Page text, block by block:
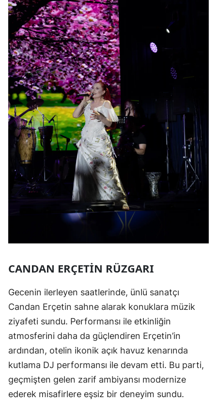
CANDAN ERÇETIN RÜZGARI
Gecenin ilerleyen saatlerinde, ünlü sanatçı
Candan Erçetin sahne alarak konuklara müzik
ziyafeti sundu. Performansı ile etkinliğin
atmosferini daha da güçlendiren Erçetin’in
ardından, otelin ikonik açık havuz kenarında
kutlama DJ performansı ile devam etti. Bu parti,
geçmişten gelen zarif ambiyansı modernize
ederek misafirlere eşsiz bir deneyim sundu.